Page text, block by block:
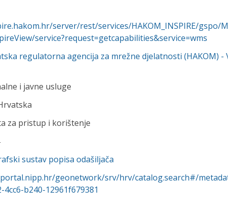
server/rest/services/HAKOM_INSPIRE/gspo/
service?request=getcapabilities&service=wms
regulatorna agencija za mrežne djelatnosti (HAKOM) -
i javne usluge
za pristup i korištenje
sustav popisa odašiljača
geonetwork/srv/hrv/catalog.search#/
4cc6-b240-12961f679381